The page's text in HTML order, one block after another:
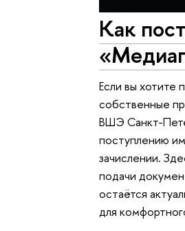
Как
Если вы хотите
собственные
ВШЭ Санкт-
поступлению
зачислении.
подачи
остаётся
для